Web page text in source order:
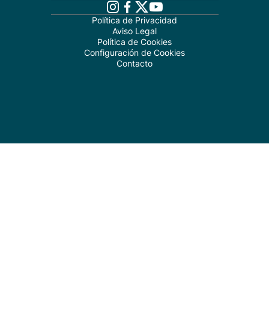
Política de Privacidad
Aviso Legal
Política de Cookies
Configuración de Cookies
Contacto